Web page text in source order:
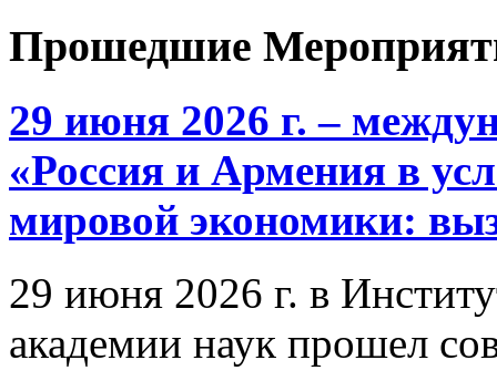
Прошедшие
29 июня 2026 г. –
«Россия и Армения в
мировой экономики:
29 июня 2026 г. в
академии наук прошел